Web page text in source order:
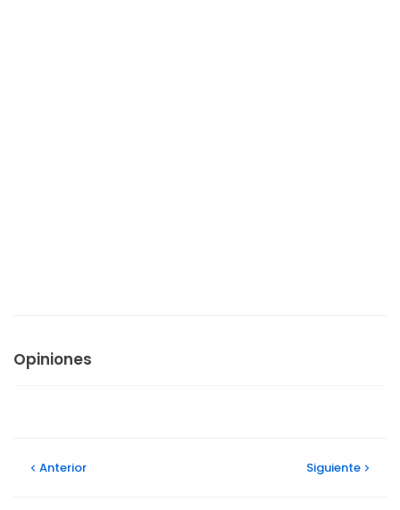
Opiniones
Anterior Siguiente